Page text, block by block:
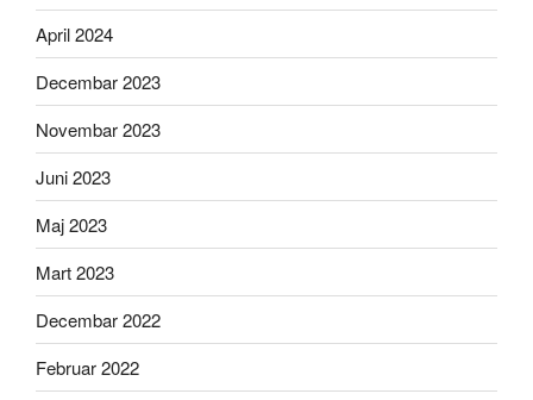
April 2024
Decembar 2023
Novembar 2023
Juni 2023
Maj 2023
Mart 2023
Decembar 2022
Februar 2022